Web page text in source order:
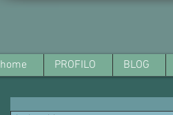
home PROFILO BLOG